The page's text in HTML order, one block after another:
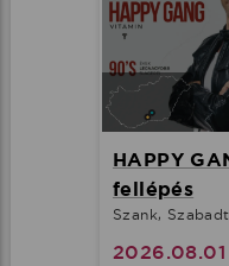
HAPPY
fellépés
Szank,
2026.08.01